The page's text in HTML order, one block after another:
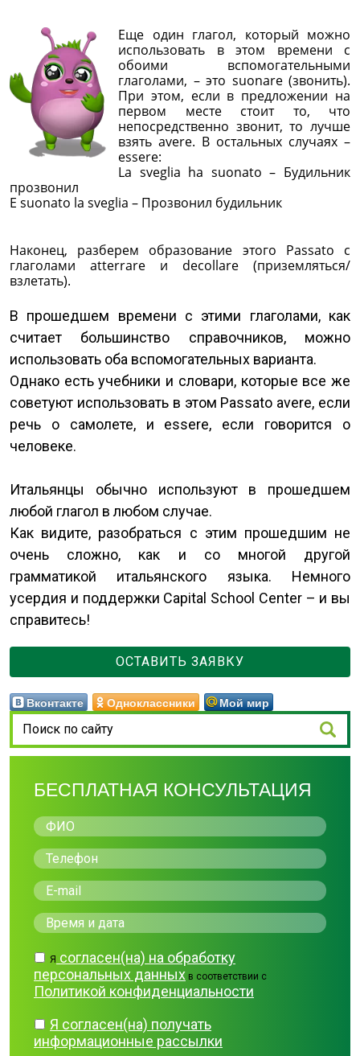
Еще один глагол, который можно
использовать в этом времени с
обоими вспомогательными
глаголами, – это suonare (звонить).
При этом, если в предложении на
первом месте стоит то, что
непосредственно звонит, то лучше
взять avere. В остальных случаях –
essere:
La sveglia ha suonato – Будильник
прозвонил
E suonato la sveglia – Прозвонил будильник
Наконец, разберем образование этого Passato с
глаголами atterrare и decollare (приземляться/
взлетать).
В прошедшем времени с этими глаголами, как
считает большинство справочников, можно
использовать оба вспомогательных варианта.
Однако есть учебники и словари, которые все же
советуют использовать в этом Passato avere, если
речь о самолете, и essere, если говорится о
человеке.
Итальянцы обычно используют в прошедшем
любой глагол в любом случае.
Как видите, разобраться с этим прошедшим не
очень сложно, как и со многой другой
грамматикой итальянского языка. Немного
усердия и поддержки Capital School Center – и вы
справитесь!
ОСТАВИТЬ ЗАЯВКУ
Вконтакте Одноклассники Мой мир
БЕСПЛАТНАЯ КОНСУЛЬТАЦИЯ
Я согласен(на) на обработку
персональных данных в соответствии с
Политикой конфиденциальности
Я согласен(на) получать
информационные рассылки